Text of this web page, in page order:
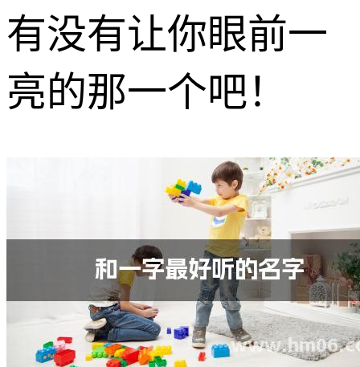
有没有让你眼前一
亮的那一个吧！